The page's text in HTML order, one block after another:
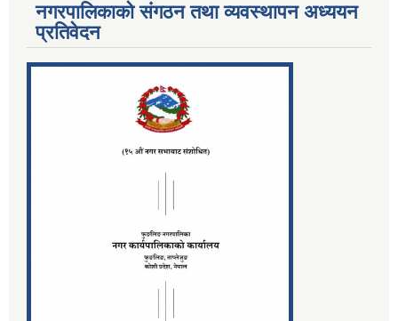
नगरपालिकाको संगठन तथा व्यवस्थापन अध्ययन
प्रतिवेदन